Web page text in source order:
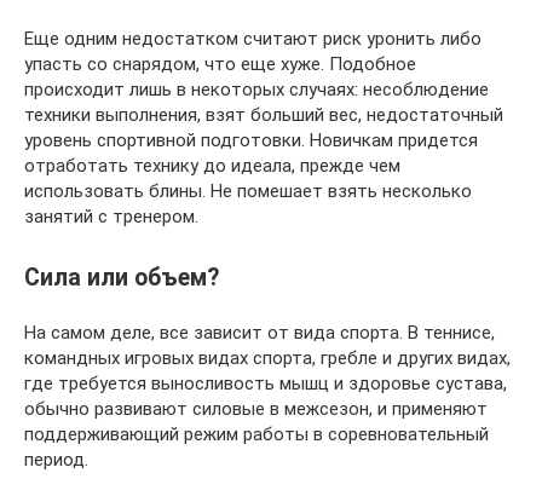
Еще одним недостатком считают риск уронить либо
упасть со снарядом, что еще хуже. Подобное
происходит лишь в некоторых случаях: несоблюдение
техники выполнения, взят больший вес, недостаточный
уровень спортивной подготовки. Новичкам придется
отработать технику до идеала, прежде чем
использовать блины. Не помешает взять несколько
занятий с тренером.
Сила или объем?
На самом деле, все зависит от вида спорта. В теннисе,
командных игровых видах спорта, гребле и других видах,
где требуется выносливость мышц и здоровье сустава,
обычно развивают силовые в межсезон, и применяют
поддерживающий режим работы в соревновательный
период.